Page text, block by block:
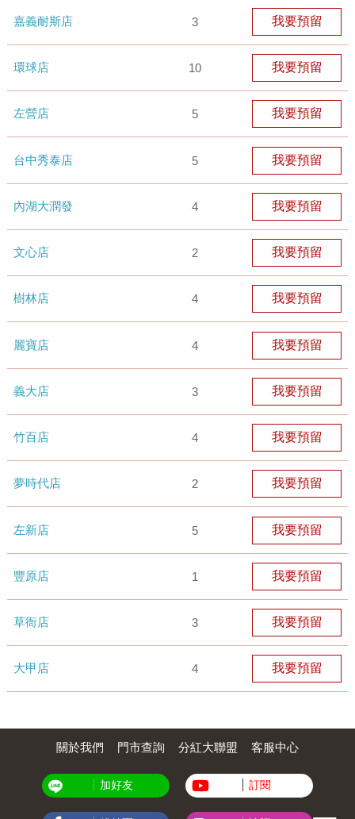
嘉義耐斯店 3 我要預留
環球店 10 我要預留
左營店 5 我要預留
台中秀泰店 5 我要預留
內湖大潤發 4 我要預留
文心店 2 我要預留
樹林店 4 我要預留
麗寶店 4 我要預留
義大店 3 我要預留
竹百店 4 我要預留
夢時代店 2 我要預留
左新店 5 我要預留
豐原店 1 我要預留
草衙店 3 我要預留
大甲店 4 我要預留
關於我們 門市查詢 分紅大聯盟 客服中心
加好友 訂閱